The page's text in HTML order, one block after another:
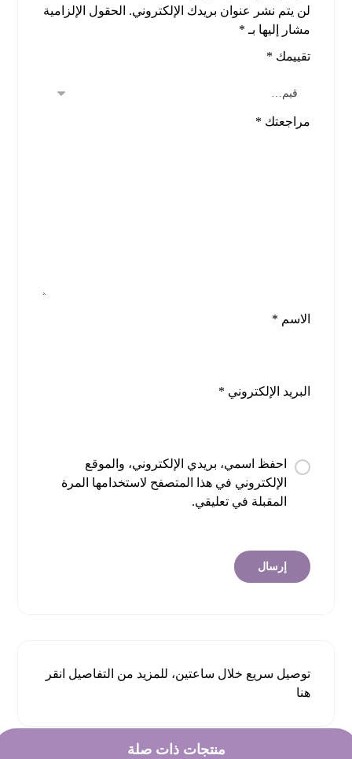
لن يتم نشر عنوان بريدك الإلكتروني. الحقول الإلزامية
مشار إليها بـ *
تقييمك *
مراجعتك *
الاسم *
البريد الإلكتروني *
احفظ اسمي، بريدي الإلكتروني، والموقع
الإلكتروني في هذا المتصفح لاستخدامها المرة
المقبلة في تعليقي.
توصيل سريع خلال ساعتين، للمزيد من التفاصيل انقر
هنا
منتجات ذات صلة